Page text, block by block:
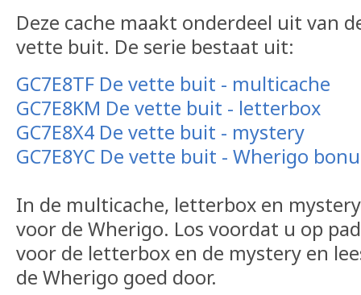
Deze cache maakt onderdeel uit van
vette buit. De serie bestaat uit:
GC7E8TF De vette buit - multicache
GC7E8KM De vette buit - letterbox
GC7E8X4 De vette buit - mystery
GC7E8YC De vette buit - Wherigo
In de multicache, letterbox en
voor de Wherigo. Los voordat u op
voor de letterbox en de mystery en
de Wherigo goed door.